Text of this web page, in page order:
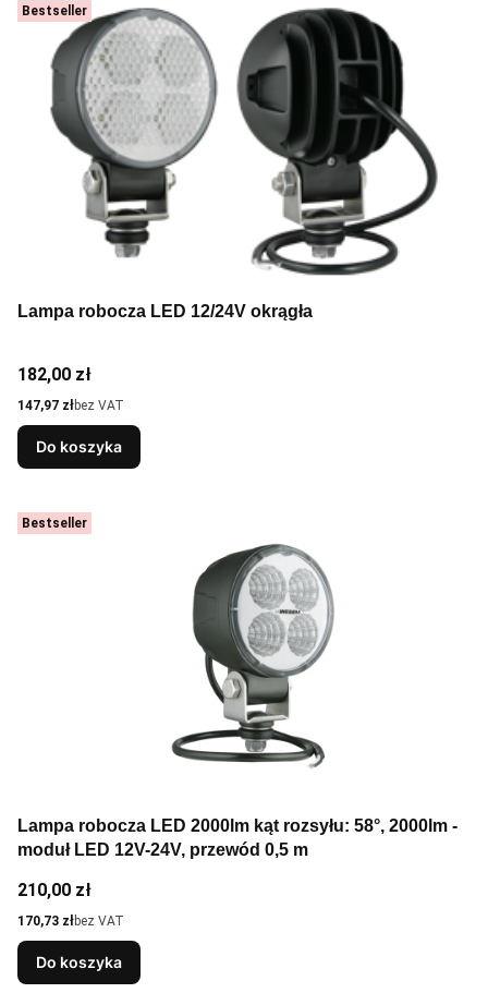
Bestseller
Lampa robocza LED 12/24V okrągła
Cena
182,00 zł
Cena
147,97 złbez VAT
Do koszyka
Bestseller
Lampa robocza LED 2000lm kąt rozsyłu: 58°, 2000lm -
moduł LED 12V-24V, przewód 0,5 m
Cena
210,00 zł
Cena
170,73 złbez VAT
Do koszyka